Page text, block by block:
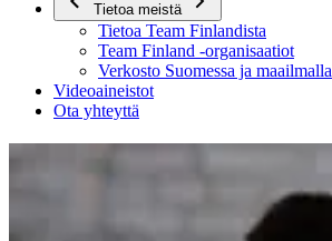
Tietoa meistä
Tietoa Team Finlandista
Team Finland -organisaatiot
Verkosto Suomessa ja maailmalla
Videoaineistot
Ota yhteyttä